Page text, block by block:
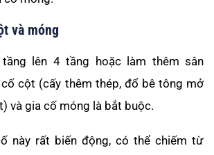
và móng
lên 4 tầng hoặc làm thêm sân
cột (cấy thêm thép, đổ bê tông mở
và gia cố móng là bắt buộc.
này rất biến động, có thể chiếm từ